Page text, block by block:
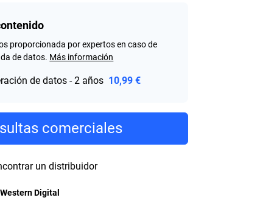
proporcionada por expertos en caso de
de datos. Más información
de datos - 2 años 10,99 €
comerciales
un distribuidor
Digital